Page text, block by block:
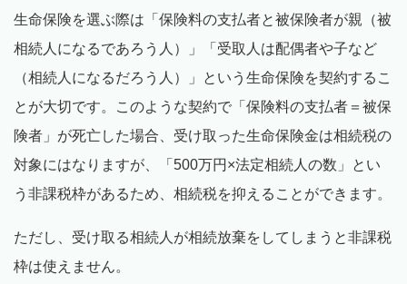
生命保険を選ぶ際は「保険料の支払者と被保険者が親（被
相続人になるであろう人）」「受取人は配偶者や子など
（相続人になるだろう人）」という生命保険を契約するこ
とが大切です。このような契約で「保険料の支払者＝被保
険者」が死亡した場合、受け取った生命保険金は相続税の
対象にはなりますが、「500万円×法定相続人の数」とい
う非課税枠があるため、相続税を抑えることができます。
ただし、受け取る相続人が相続放棄をしてしまうと非課税
枠は使えません。